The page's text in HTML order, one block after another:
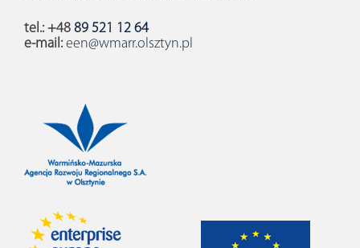
tel.: +48 89 521 12 64
e-mail: een@wmarr.olsztyn.pl